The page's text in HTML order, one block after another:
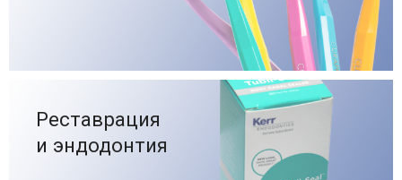
Реставрация
и эндодонтия